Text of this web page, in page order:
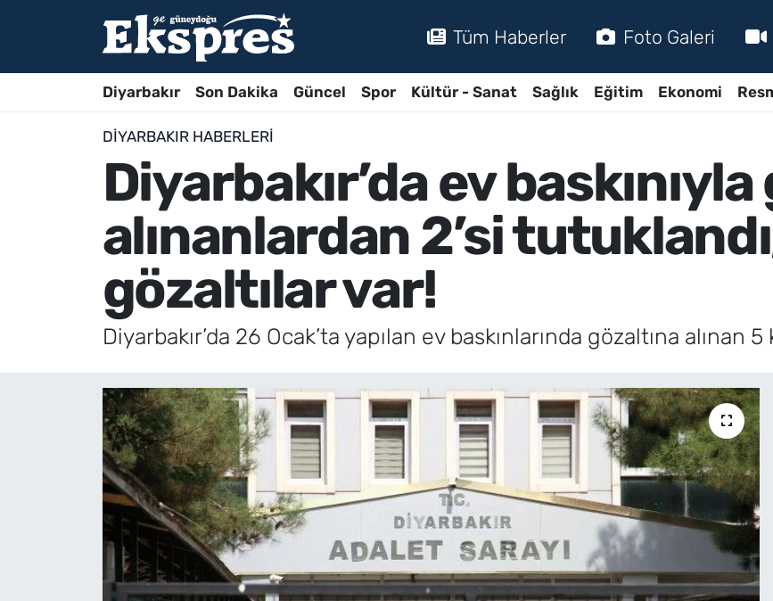
Tüm Haberler Foto Galeri
Diyarbakır Son Dakika Güncel Spor Kültür - Sanat Sağlık Eğitim Ekonomi
DIYARBAKIR HABERLERI
Diyarbakır’da ev
alınanlardan 2’si
gözaltılar var!
Diyarbakır’da 26 Ocak’ta yapılan ev baskınlarında gözaltına alınan